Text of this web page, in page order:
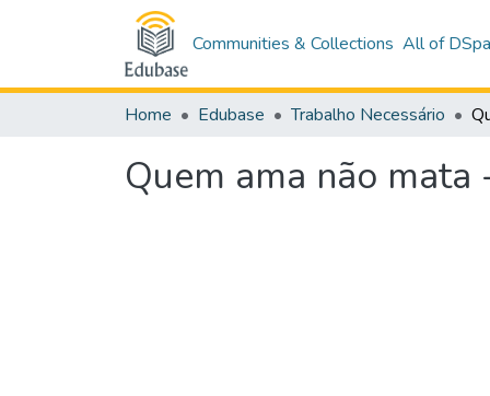
Communities & Collections All of
Home Edubase Trabalho Necessário
Quem ama não